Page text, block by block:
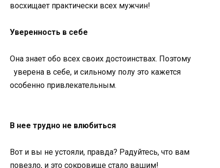
восхищает практически всех мужчин!
Уверенность в себе
Она знает обо всех своих достоинствах. Поэтому
уверена в себе, и сильному полу это кажется
особенно привлекательным.
В нее трудно не влюбиться
Вот и вы не устояли, правда? Радуйтесь, что вам
повезло, и это сокровище стало вашим!